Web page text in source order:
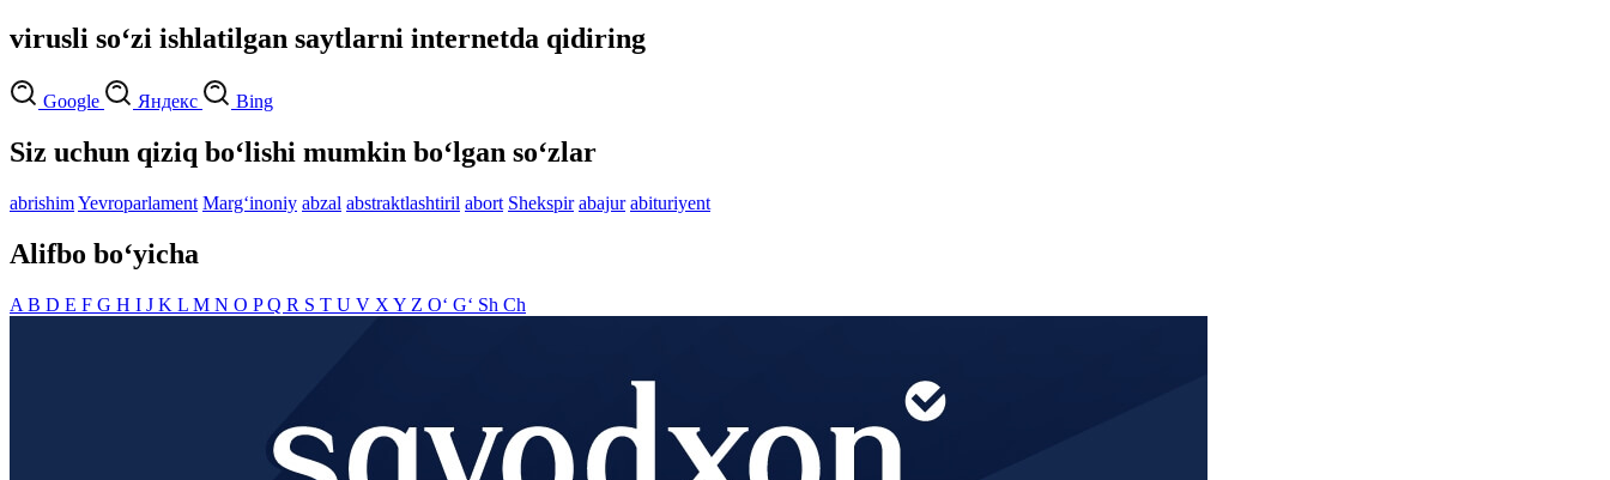
virusli so‘zi ishlatilgan saytlarni internetda qidiring
Google Яндекс Bing
Siz uchun qiziq bo‘lishi mumkin bo‘lgan so‘zlar
abrishimYevroparlament Marg‘inoniy abzal abstraktlashtiril abort Shekspir abajur abituriyent
Alifbo bo‘yicha
A B D E F G H I J K L M N O PQ R S T U V X Y Z O‘ G‘ Sh Ch